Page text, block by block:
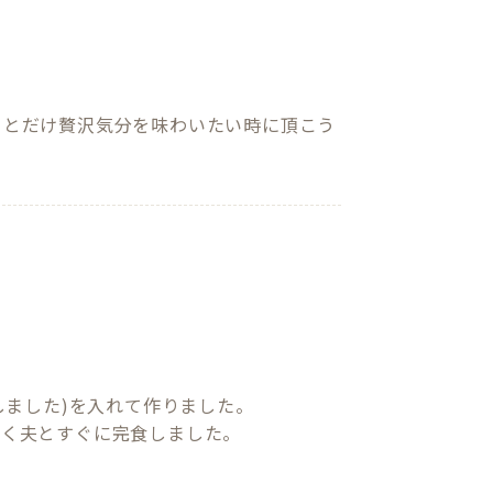
だけ贅沢気分を味わいたい時に頂こう
した)を入れて作りました。
夫とすぐに完食しました。